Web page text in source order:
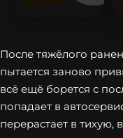
После тяжёлого
пытается заново
всё ещё борется с
попадает в
перерастает в